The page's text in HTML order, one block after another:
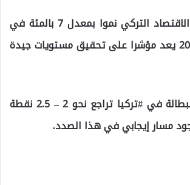
أردوغان: تسجيل الاقتصاد التركي نموا بمعدل 7 بالمئة في
الربع الأول من 2021 يعد مؤشرا على تحقيق مستويات جيدة
أردوغان: معدل البطالة في #تركيا تراجع نحو 2 – 2.5 نقطة
مسار إيجابي في هذا الصدد.